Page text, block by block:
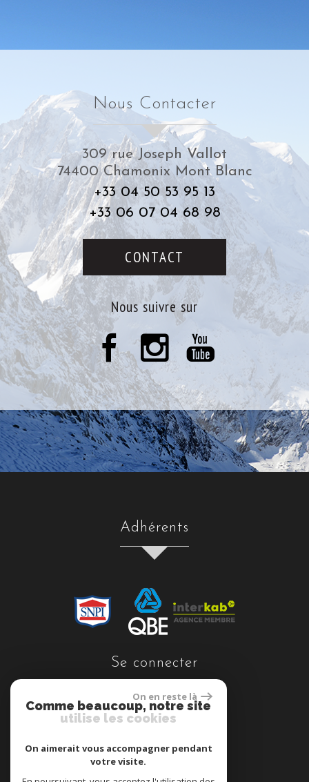
Nous Contacter
309 rue Joseph Vallot
74400 Chamonix Mont Blanc
+33 04 50 53 95 13
+33 06 07 04 68 98
CONTACT
Nous suivre sur
Adhérents
se connecter
On en reste là
Comme beaucoup, notre site
utilise les cookies
On aimerait vous accompagner pendant
votre visite.